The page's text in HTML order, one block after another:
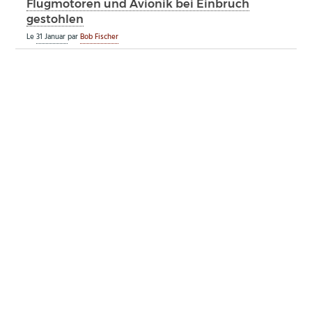
Flugmotoren und Avionik bei Einbruch
gestohlen
Le31 JanuarparBob Fischer